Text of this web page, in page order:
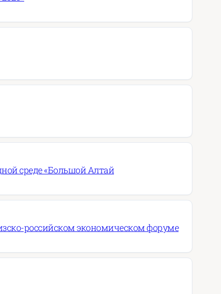
среде «Большой Алтай
российском экономическом форуме